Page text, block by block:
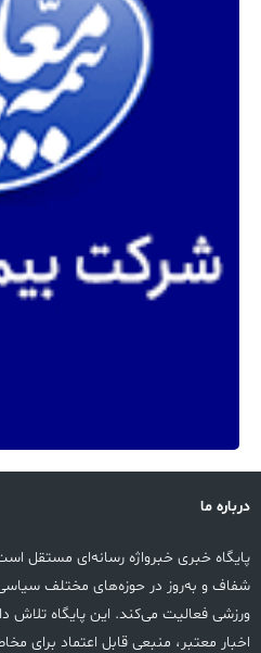
درباره ما
پایگاه خبری خبرواژه رسانه‌ای مستقل
شفاف و به‌روز در حوزه‌های مختلف
ورزشی فعالیت می‌کند. این پایگاه تلاش
اخبار معتبر، منبعی قابل اعتماد برای